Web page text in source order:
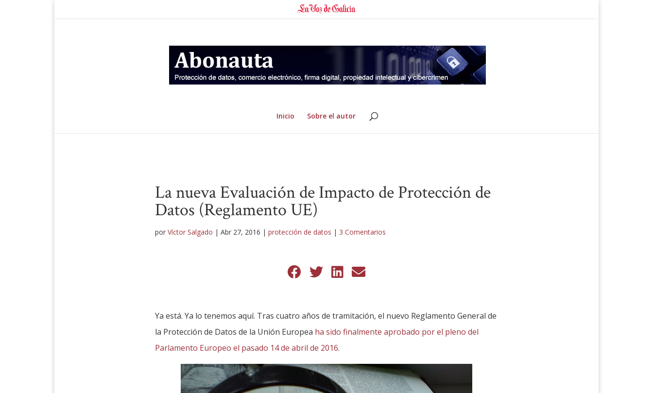
Inicio Sobre el autor
La nueva Evaluación de Impacto de Protección de
Datos (Reglamento UE)
porVíctor Salgado |Abr 27, 2016 |protección de datos | 3 Comentarios
Ya está. Ya lo tenemos aquí. Tras cuatro años de tramitación, el nuevo Reglamento General de
la Protección de Datos de la Unión Europea ha sido finalmente aprobado por el pleno del
Parlamento Europeo el pasado 14 de abril de 2016.